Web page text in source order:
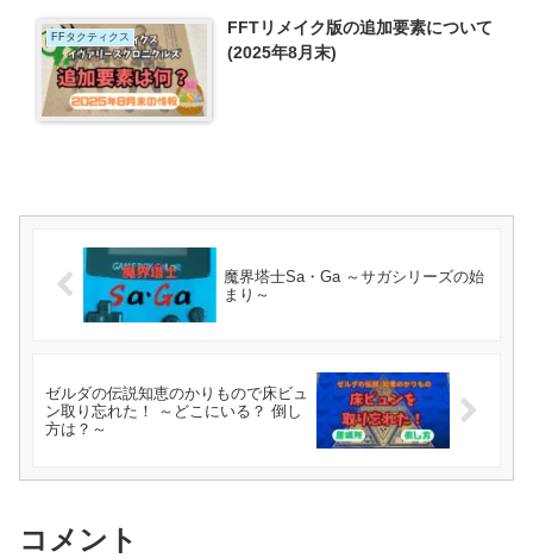
FFタクティクス
FFTリメイク版の追加要素について
(2025年8月末)
魔界塔士Sa・Ga ～サガシリーズの始
まり～
ゼルダの伝説知恵のかりもので床ビュ
ン取り忘れた！ ～どこにいる？ 倒し
方は？～
コメント